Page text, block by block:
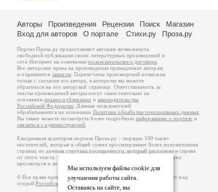
Мы используем файлы cookie для
улучшения работы сайта.
Оставаясь на сайте, вы
Авторы Произведения Рецензии Поиск
Магазин
Вход для авторов
О портале Стихи.ру Проза.ру
Портал Проза.ру предоставляет авторам возможность
свободной публикации своих литературных произведений в
сети Интернет на основаниипользовательского договора
Все авторские права на произведения принадлежат авторам
и охраняются законом . Перепечатка произведений возможна
только с согласия его автора, к которому вы можете
обратиться на его авторской странице. Ответственность за
тексты произведений авторы несут самостоятельно на
основанииправил публикации изаконодательства
Российской Федерации . Данные пользователей
обрабатываются на основании Политики обработки персональных данных
Вы также можете посмотреть более подробную информацию о портале и
связаться с администрацией
Ежедневная аудитория портала Проза.ру – порядка 100 тысяч
посетителей, которые в общей сумме просматривают более полумиллиона
страниц по данным счетчика посещаемости, который расположен справа
от этого текста. В каждой графе указано по две цифры: количество
просмотров и количество посетителей.
© Все права принадлежат авторам, 2000-2026. Портал работает под
эгидойРоссийского союза писателей